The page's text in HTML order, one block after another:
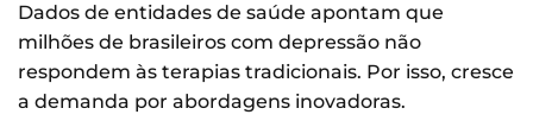
Dados de entidades de saúde apontam que
milhões de brasileiros com depressão não
respondem às terapias tradicionais. Por isso, cresce
a demanda por abordagens inovadoras.